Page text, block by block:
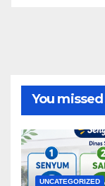
You missed
UNCATEGORIZED